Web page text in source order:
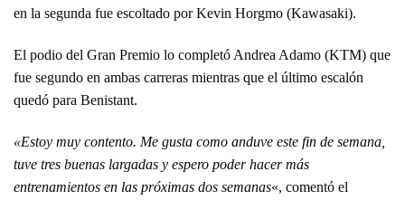
en la segunda fue escoltado por Kevin Horgmo (Kawasaki).
El podio del Gran Premio lo completó Andrea Adamo (KTM) que
fue segundo en ambas carreras mientras que el último escalón
quedó para Benistant.
«Estoy muy contento. Me gusta como anduve este fin de semana,
tuve tres buenas largadas y espero poder hacer más
entrenamientos en las próximas dos semanas«, comentó el